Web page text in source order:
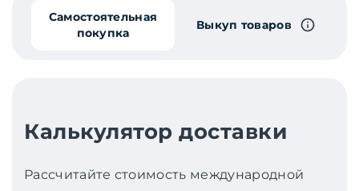
Самостоятельная
покупка
Выкуп товаров
Калькулятор доставки
Рассчитайте стоимость международной